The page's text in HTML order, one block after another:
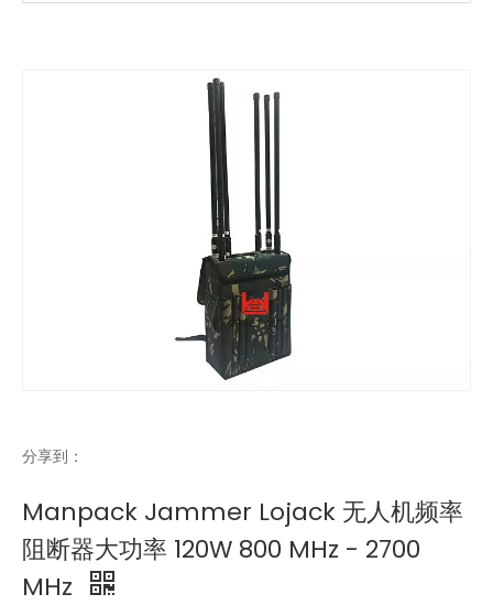
8频段背包式无人机反制设备1-2km无人机干扰器便携式背包屏蔽器
无人机干扰器6频段固定式屏蔽器无人机反制设备 便携式反无人机枪无人机屏蔽器无人机信号干扰器
分享到：
Manpack Jammer Lojack 无人机频率
阻断器大功率 120W 800 MHz - 2700
MHz